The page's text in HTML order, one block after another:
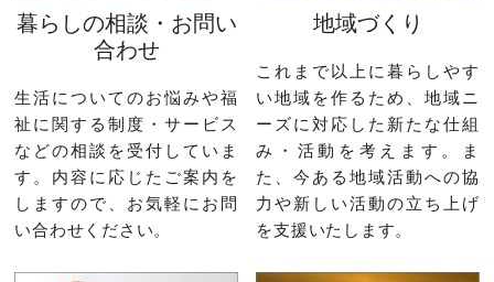
暮らしの相談・お問い
合わせ
生活についてのお悩みや福
祉に関する制度・サービス
などの相談を受付していま
す。内容に応じたご案内を
しますので、お気軽にお問
い合わせください。
地域づくり
これまで以上に暮らしやす
い地域を作るため、地域ニ
ーズに対応した新たな仕組
み・活動を考えます。ま
た、今ある地域活動への協
力や新しい活動の立ち上げ
を支援いたします。